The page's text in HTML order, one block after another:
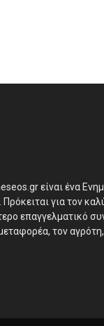
είναι ένα
για τον
επαγγελματικό
τον